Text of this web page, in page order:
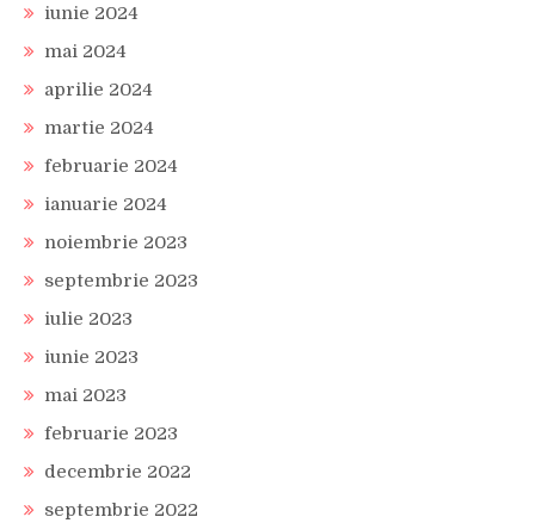
iunie 2024
mai 2024
aprilie 2024
martie 2024
februarie 2024
ianuarie 2024
noiembrie 2023
septembrie 2023
iulie 2023
iunie 2023
mai 2023
februarie 2023
decembrie 2022
septembrie 2022